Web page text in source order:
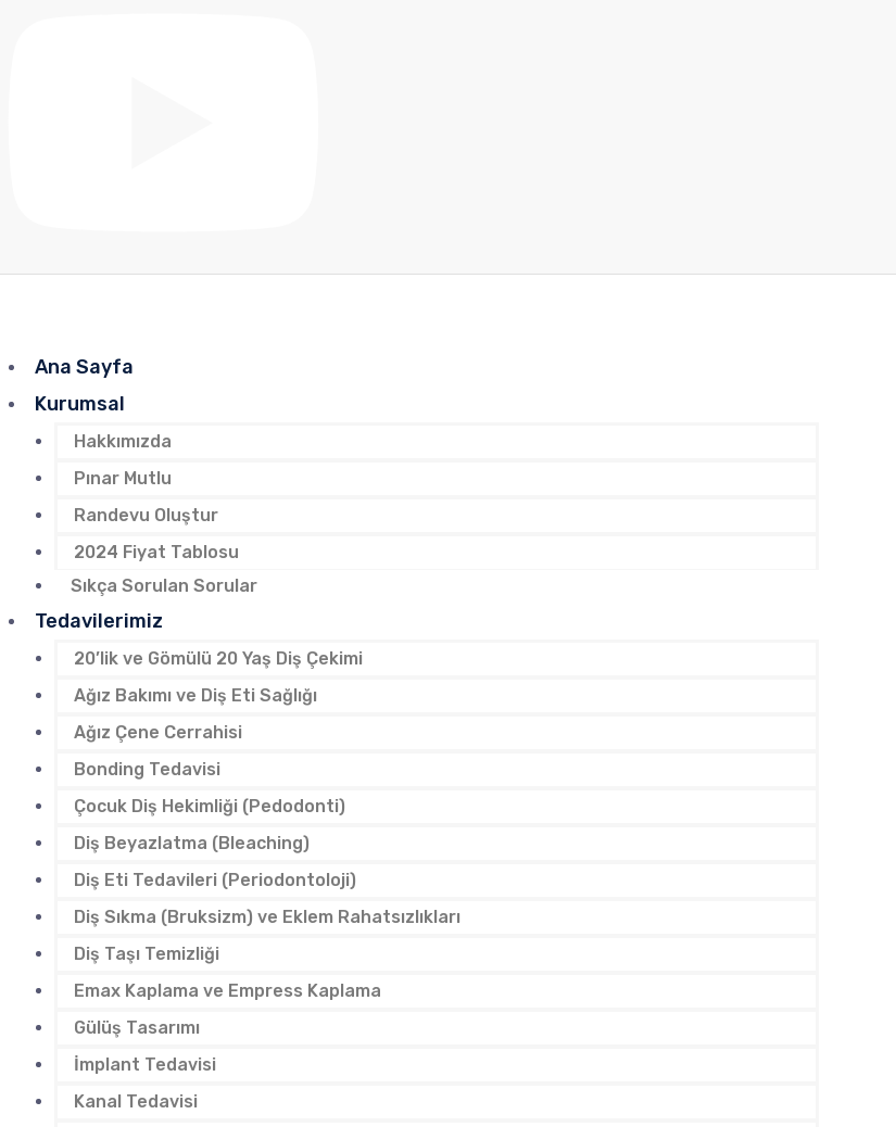
Ana Sayfa
Kurumsal
Hakkımızda
Pınar Mutlu
Randevu Oluştur
2024 Fiyat Tablosu
Sıkça Sorulan Sorular
Tedavilerimiz
20’lik ve Gömülü 20 Yaş Diş Çekimi
Ağız Bakımı ve Diş Eti Sağlığı
Ağız Çene Cerrahisi
Bonding Tedavisi
Çocuk Diş Hekimliği (Pedodonti)
Diş Beyazlatma (Bleaching)
Diş Eti Tedavileri (Periodontoloji)
Diş Sıkma (Bruksizm) ve Eklem Rahatsızlıkları
Diş Taşı Temizliği
Emax Kaplama ve Empress Kaplama
Gülüş Tasarımı
İmplant Tedavisi
Kanal Tedavisi